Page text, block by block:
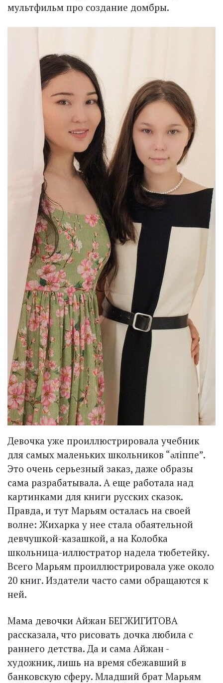
мультфильм про создание домбры.
Девочка уже проиллюстрировала учебник
для самых маленьких школьников “əліппе”.
Это очень серьезный заказ, даже образы
сама разрабатывала. А еще работала над
картинками для книги русских сказок.
Правда, и тут Марьям осталась на своей
волне: Жихарка у нее стала обаятельной
девчушкой-казашкой, а на Колобка
школьница-иллюстратор надела тюбетейку.
Всего Марьям проиллюстрировала уже около
20 книг. Издатели часто сами обращаются к
ней.
Мама девочки Айжан БЕГЖИГИТОВА
рассказала, что рисовать дочка любила с
раннего детства. Да и сама Айжан -
художник, лишь на время сбежавший в
банковскую сферу. Младший брат Марьям